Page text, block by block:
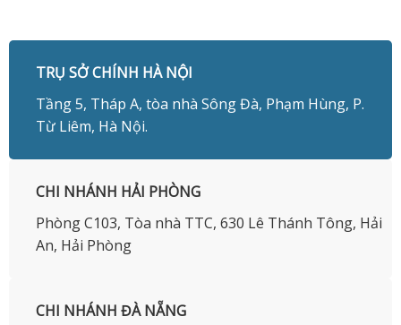
TRỤ SỞ CHÍNH HÀ NỘI
Tầng 5, Tháp A, tòa nhà Sông Đà, Phạm Hùng, P.
Từ Liêm, Hà Nội.
CHI NHÁNH HẢI PHÒNG
Phòng C103, Tòa nhà TTC, 630 Lê Thánh Tông, Hải
An, Hải Phòng
CHI NHÁNH ĐÀ NẴNG